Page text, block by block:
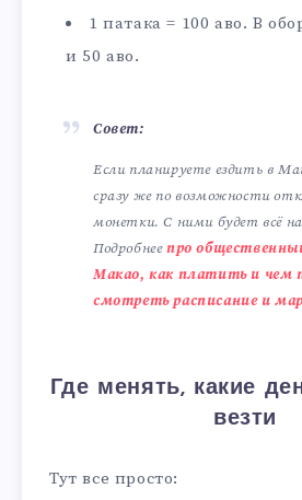
1 патака = 100 аво. В
и 50 аво.
Совет:
Если планируете ездить в
сразу же по возможности
монетки. С ними будет всё
Подробнеепро
Макао, как платить и чем
смотреть расписание и
Где менять, какие
везти
Тут все просто: